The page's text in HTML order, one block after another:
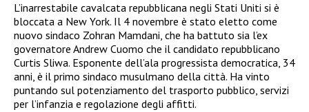
L’inarrestabile cavalcata repubblicana negli Stati Uniti si è
bloccata a New York. Il 4 novembre è stato eletto come
nuovo sindaco Zohran Mamdani, che ha battuto sia l’ex
governatore Andrew Cuomo che il candidato repubblicano
Curtis Sliwa. Esponente dell’ala progressista democratica, 34
anni, è il primo sindaco musulmano della città. Ha vinto
puntando sul potenziamento del trasporto pubblico, servizi
per l’infanzia e regolazione degli affitti.